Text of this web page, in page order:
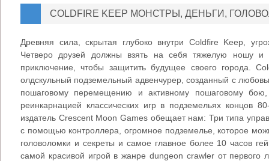
COLDFIRE KEEP МОНСТРЫ, ДЕНЬГИ,
Древняя сила, скрытая глубоко внутри Coldfire Keep,
Четверо друзей должны взять на себя тяжелую ношу и
приключение, чтобы защитить будущее своего города.
олдскульный подземельный адвенчурер, созданный с
пошаговому перемещению и активному пошаговому
реинкарнацией классических игр в подземельях концов
издатель Crescent Moon Games обещает нам: Три типа
с помощью контроллера, огромное подземелье, которое
головоломки и секреты и самое главное более 10 часов
самой красивой игрой в жанре dungeon crawler от первого